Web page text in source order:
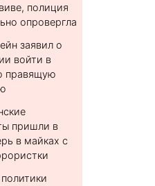
полиция
опровергла
заявил о
войти в
правящую
пришли в
в майках с